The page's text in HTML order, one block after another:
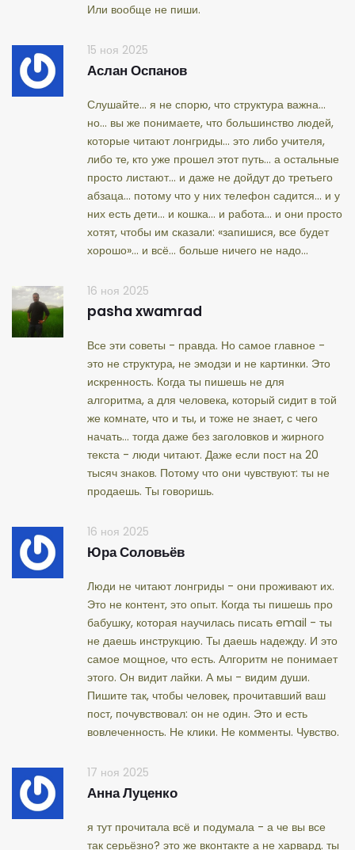
Или вообще не пиши.
15 ноя 2025
Аслан Оспанов
Слушайте... я не спорю, что структура важна...
но... вы же понимаете, что большинство людей,
которые читают лонгриды... это либо учителя,
либо те, кто уже прошел этот путь... а остальные
просто листают... и даже не дойдут до третьего
абзаца... потому что у них телефон садится... и у
них есть дети... и кошка... и работа... и они просто
хотят, чтобы им сказали: «запишися, все будет
хорошо»... и всё... больше ничего не надо...
16 ноя 2025
pasha xwamrad
Все эти советы - правда. Но самое главное -
это не структура, не эмодзи и не картинки. Это
искренность. Когда ты пишешь не для
алгоритма, а для человека, который сидит в той
же комнате, что и ты, и тоже не знает, с чего
начать... тогда даже без заголовков и жирного
текста - люди читают. Даже если пост на 20
тысяч знаков. Потому что они чувствуют: ты не
продаешь. Ты говоришь.
16 ноя 2025
Юра Соловьёв
Люди не читают лонгриды - они проживают их.
Это не контент, это опыт. Когда ты пишешь про
бабушку, которая научилась писать email - ты
не даешь инструкцию. Ты даешь надежду. И это
самое мощное, что есть. Алгоритм не понимает
этого. Он видит лайки. А мы - видим души.
Пишите так, чтобы человек, прочитавший ваш
пост, почувствовал: он не один. Это и есть
вовлеченность. Не клики. Не комменты. Чувство.
17 ноя 2025
Анна Луценко
я тут прочитала всё и подумала - а че вы все
так серьёзно? это же вконтакте а не харвард. ты